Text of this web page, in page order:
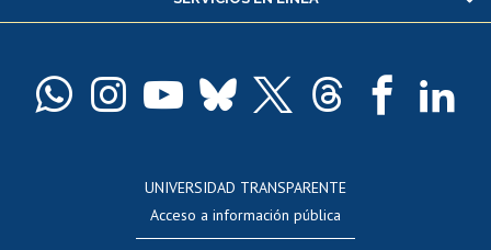
Docentes
UNIVERSIDAD TRANSPARENTE
Acceso a información pública